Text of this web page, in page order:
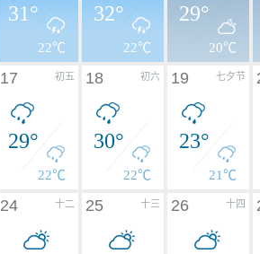
31°
22℃
32°
22℃
29°
20℃
初五
17
29°
22℃
初六
18
30°
22℃
七夕节
19
23°
21℃
十二
24 十三
25 十四
26